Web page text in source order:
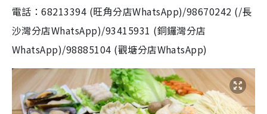
電話：68213394 (旺角分店WhatsApp)/98670242 (/長
沙灣分店WhatsApp)/93415931 (銅鑼灣分店
WhatsApp)/98885104 (觀塘分店WhatsApp)